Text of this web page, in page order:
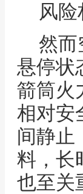
风
然而
悬停状
箭筒火
相对安
间静止
料，长
也至关